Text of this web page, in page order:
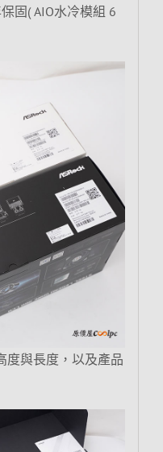
固( AIO水冷模組 6
度與長度，以及產品